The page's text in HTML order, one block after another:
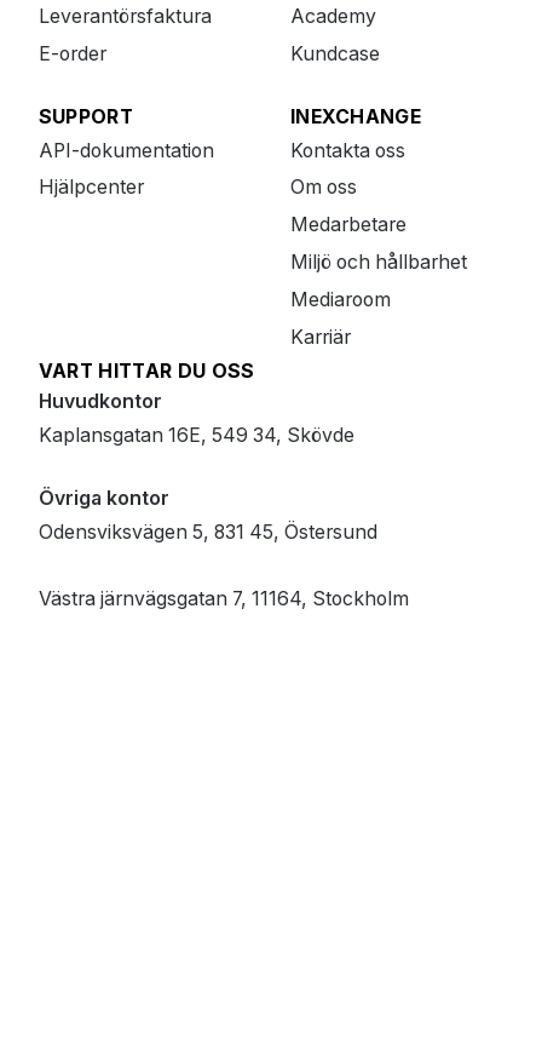
Leverantörsfaktura
E-order
Academy
Kundcase
SUPPORT
API-dokumentation
Hjälpcenter
INEXCHANGE
Kontakta oss
Om oss
Medarbetare
Miljö och hållbarhet
Mediaroom
Karriär
VART HITTAR DU OSS
Huvudkontor
Kaplansgatan 16E, 549 34, Skövde
Övriga kontor
Odensviksvägen 5, 831 45, Östersund
Västra järnvägsgatan 7, 11164, Stockholm